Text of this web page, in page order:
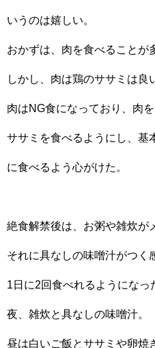
いうのは嬉しい。
おかずは、肉を食べることが
しかし、肉は鶏のササミは良
肉はNG食になっており、肉
ササミを食べるようにし、基
に食べるよう心がけた。
絶食解禁後は、お粥や雑炊が
それに具なしの味噌汁がつく
1日に2回食べれるようになっ
夜、雑炊と具なしの味噌汁。
昼は白いご飯とササミや卵焼